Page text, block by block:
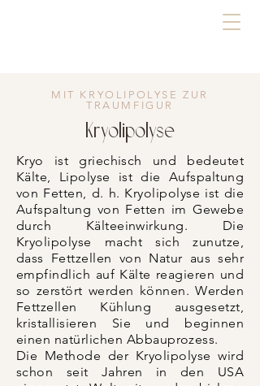
MIT KRYOLIPOLYSE ZUR
TRAUMFIGUR
Kryolipolyse
Kryo ist griechisch und bedeutet
Kälte, Lipolyse ist die Aufspaltung
von Fetten, d. h. Kryolipolyse ist die
Aufspaltung von Fetten im Gewebe
durch Kälteeinwirkung. Die
Kryolipolyse macht sich zunutze,
dass Fettzellen von Natur aus sehr
empfindlich auf Kälte reagieren und
so zerstört werden können. Werden
Fettzellen Kühlung ausgesetzt,
kristallisieren Sie und beginnen
einen natürlichen Abbauprozess.
Die Methode der Kryolipolyse wird
schon seit Jahren in den USA